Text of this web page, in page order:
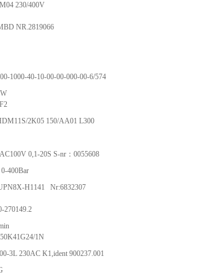
230/400V
NR.2819066
1000-40-10-00-00-000-00-6/574
2K05 150/AA01 L300
0,1-20S S-nr：0055608
400Bar
H1141 Nr:6832307
270149.2
1N
3L 230AC K1,ident 900237.001